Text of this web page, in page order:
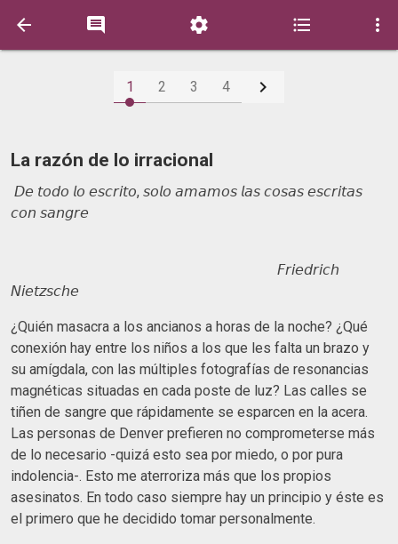
    
1 2 3 4 
La razón de lo irracional
𝘋𝘦 𝘵𝘰𝘥𝘰 𝘭𝘰 𝘦𝘴𝘤𝘳𝘪𝘵𝘰, 𝘴𝘰𝘭𝘰 𝘢𝘮𝘢𝘮𝘰𝘴 𝘭𝘢𝘴 𝘤𝘰𝘴𝘢𝘴 𝘦𝘴𝘤𝘳𝘪𝘵𝘢𝘴
𝘤𝘰𝘯 𝘴𝘢𝘯𝘨𝘳𝘦
𝘍𝘳𝘪𝘦𝘥𝘳𝘪𝘤𝘩
𝘕𝘪𝘦𝘵𝘻𝘴𝘤𝘩𝘦
¿Quién masacra a los ancianos a horas de la noche? ¿Qué
conexión hay entre los niños a los que les falta un brazo y
su amígdala, con las múltiples fotografías de resonancias
magnéticas situadas en cada poste de luz? Las calles se
tiñen de sangre que rápidamente se esparcen en la acera.
Las personas de Denver prefieren no comprometerse más
de lo necesario -quizá esto sea por miedo, o por pura
indolencia-. Esto me aterroriza más que los propios
asesinatos. En todo caso siempre hay un principio y éste es
el primero que he decidido tomar personalmente.